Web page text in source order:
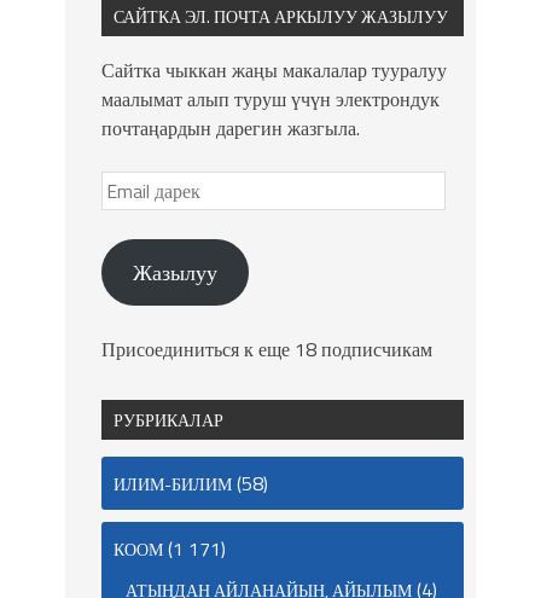
САЙТКА ЭЛ. ПОЧТА АРКЫЛУУ ЖАЗЫЛУУ
Сайтка чыккан жаңы макалалар тууралуу
маалымат алып туруш үчүн электрондук
почтаңардын дарегин жазгыла.
Жазылуу
Присоединиться к еще 18 подписчикам
РУБРИКАЛАР
ИЛИМ-БИЛИМ(58)
КООМ(1 171)
АТЫҢДАН АЙЛАНАЙЫН, АЙЫЛЫМ(4)